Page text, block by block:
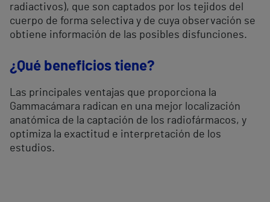
radiactivos), que son captados por los tejidos del
cuerpo de forma selectiva y de cuya observación se
obtiene información de las posibles disfunciones.
¿Qué beneficios tiene?
Las principales ventajas que proporciona la
Gammacámara radican en una mejor localización
anatómica de la captación de los radiofármacos, y
optimiza la exactitud e interpretación de los
estudios.